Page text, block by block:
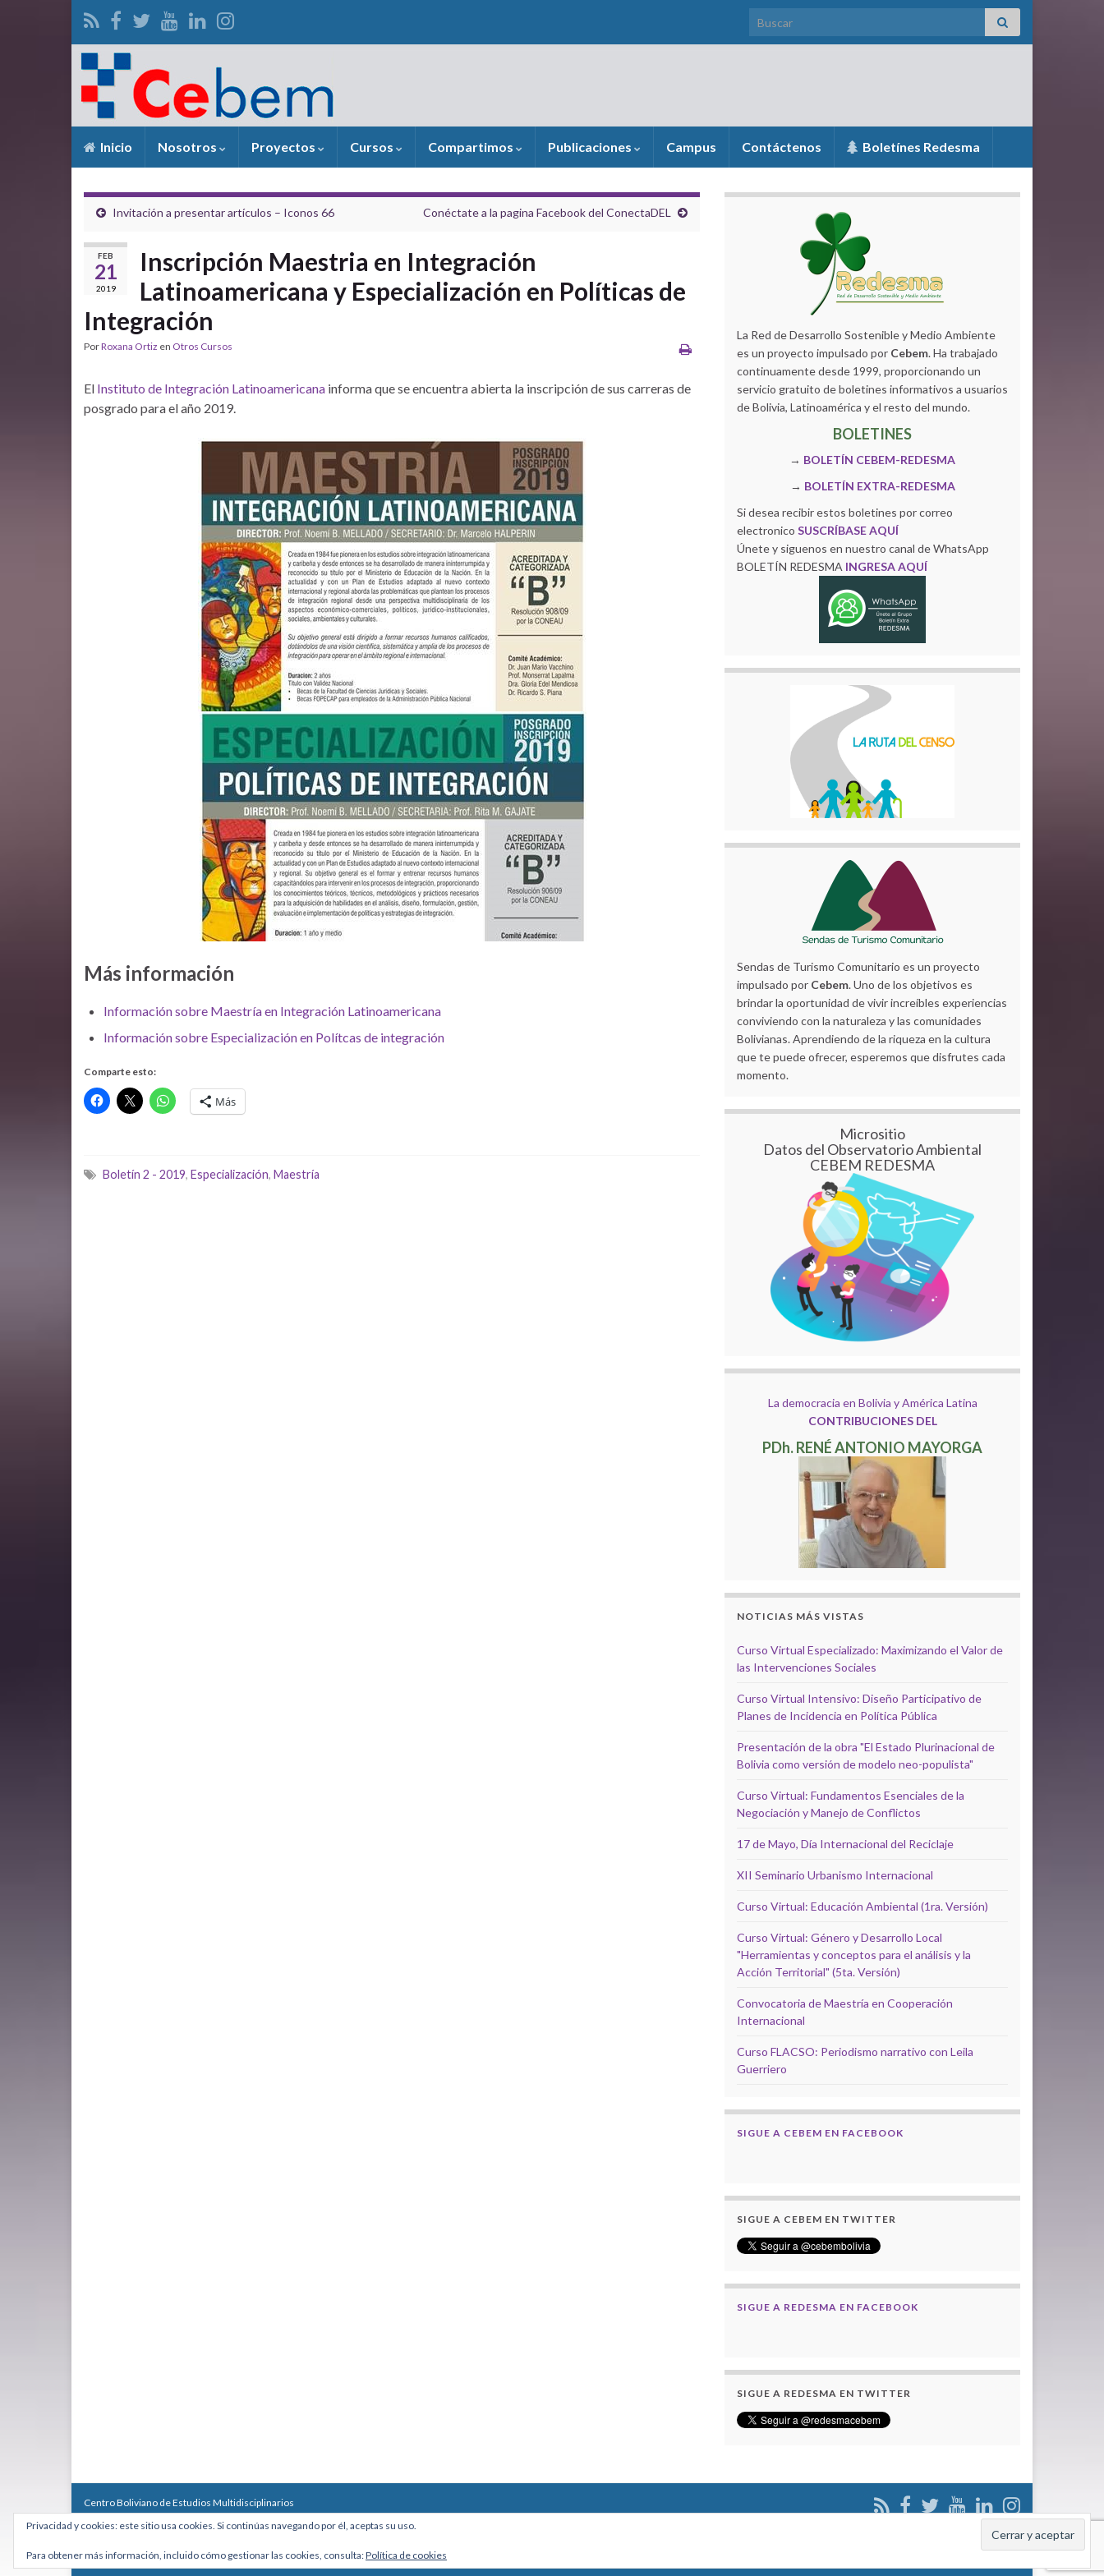
Search for:
Inicio Nosotros Proyectos Cursos Compartimos Publicaciones Campus Contáctenos Boletínes Redesma
Invitación a presentar artículos – Iconos 66 Conéctate a la pagina Facebook del ConectaDEL
FEB
21
2019
Inscripción Maestria en Integración
Latinoamericana y Especialización en Políticas de
Integración
PorRoxana Ortiz en Otros Cursos
El Instituto de Integración Latinoamericana informa que se encuentra abierta la inscripción de sus carreras de
posgrado para el año 2019.
Más información
Información sobre Maestría en Integración Latinoamericana
Información sobre Especialización en Polítcas de integración
Comparte esto:
Más
Boletín 2 - 2019, Especialización, Maestría
La Red de Desarrollo Sostenible y Medio Ambiente
es un proyecto impulsado por Cebem. Ha trabajado
continuamente desde 1999, proporcionando un
servicio gratuito de boletines informativos a usuarios
de Bolivia, Latinoamérica y el resto del mundo.
BOLETINES
→ BOLETÍN CEBEM-REDESMA
→ BOLETÍN EXTRA-REDESMA
Si desea recibir estos boletines por correo
electronico SUSCRÍBASE AQUÍ
Únete y siguenos en nuestro canal de WhatsApp
BOLETÍN REDESMA INGRESA AQUÍ
Sendas de Turismo Comunitario es un proyecto
impulsado por Cebem. Uno de los objetivos es
brindar la oportunidad de vivir increíbles experiencias
conviviendo con la naturaleza y las comunidades
Bolivianas. Aprendiendo de la riqueza en la cultura
que te puede ofrecer, esperemos que disfrutes cada
momento.
Micrositio
Datos del Observatorio Ambiental
CEBEM REDESMA
La democracia en Bolivia y América Latina
CONTRIBUCIONES DEL
PDh. RENÉ ANTONIO MAYORGA
NOTICIAS MÁS VISTAS
Curso Virtual Especializado: Maximizando el Valor de
las Intervenciones Sociales
Curso Virtual Intensivo: Diseño Participativo de
Planes de Incidencia en Política Pública
Presentación de la obra "El Estado Plurinacional de
Bolivia como versión de modelo neo-populista"
Curso Virtual: Fundamentos Esenciales de la
Negociación y Manejo de Conflictos
17 de Mayo, Día Internacional del Reciclaje
XII Seminario Urbanismo Internacional
Curso Virtual: Educación Ambiental (1ra. Versión)
Curso Virtual: Género y Desarrollo Local
"Herramientas y conceptos para el análisis y la
Acción Territorial" (5ta. Versión)
Convocatoria de Maestría en Cooperación
Internacional
Curso FLACSO: Periodismo narrativo con Leila
Guerriero
SIGUE A CEBEM EN FACEBOOK
SIGUE A CEBEM EN TWITTER
SIGUE A REDESMA EN FACEBOOK
SIGUE A REDESMA EN TWITTER
Centro Boliviano de Estudios Multidisciplinarios
Calle Macario Pinilla # 2588 esq. Av. Arce, Edificio Arcadia, Mezzanine, Of. 101 - La Paz, Bolivia
Teléfono: +591 2431818 - Celular: +591 73027636
Hecho con
por Graphene Themes.
Privacidad y cookies: este sitio usa cookies. Si continúas navegando por él, aceptas su uso.
Para obtener más información, incluido cómo gestionar las cookies, consulta:Política de cookies